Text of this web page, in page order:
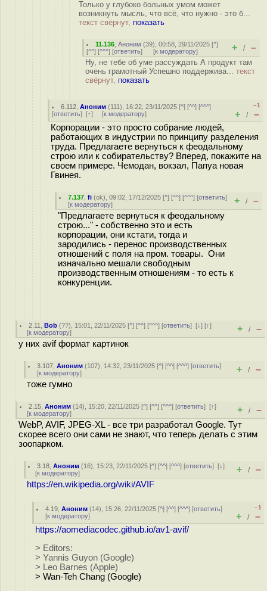
Только у глубоко больных умом может
возникнуть мысль, что всё, что нужно - это б...
текст свёрнут, показать
11.136 ,Аноним (39), 00:58, 29/11/2025 [^]
[^^] [^^^] [ответить] [к модератору] + / –
Ну, не тебе об уме рассуждать А продукт там
очень грамотный Успешно поддержива... текст
свёрнут, показать
6.112 ,Аноним (111), 16:22, 23/11/2025 [^] [^^] [^^^]
[ответить] [↑] [к модератору]
–1
+ / –
Корпорации - это просто собрание людей,
работающих в индустрии по принципу разделения
труда. Предлагаете вернуться к феодальному
строю или к собирательству? Вперед, покажите на
своем примере. Чемодан, вокзал, Папуа новая
Гвинея.
7.137 ,fi (ok), 09:02, 17/12/2025 [^] [^^] [^^^] [ответить]
[к модератору] + / –
"Предлагаете вернуться к феодальному
строю..." - собственно это и есть
корпорации, они кстати, тогда и
зародились - перенос производственных
отношений с поля на пром. товары. Они
изначально мешали свободным
производственным отношениям - то есть к
конкуренции.
2.11 ,Bob (??), 15:01, 22/11/2025 [^] [^^] [^^^] [ответить][↓] [↑]
[к модератору] + / –
у них avif формат картинок
3.107 ,Аноним (107), 14:32, 23/11/2025 [^] [^^] [^^^] [ответить]
[к модератору] + / –
тоже гумно
2.15 ,Аноним (14), 15:20, 22/11/2025 [^] [^^] [^^^] [ответить][↑]
[к модератору] + / –
WebP, AVIF, JPEG-XL - все три разработал Google. Тут
скорее всего они сами не знают, что теперь делать с этим
зоопарком.
3.18 ,Аноним (16), 15:23, 22/11/2025 [^] [^^] [^^^] [ответить][↓]
[к модератору] + / –
https://en.wikipedia.org/wiki/AVIF
4.19 ,Аноним (14), 15:26, 22/11/2025 [^] [^^] [^^^] [ответить]
[к модератору]
–1
+ / –
https://aomediacodec.github.io/av1-avif/
> Editors:
> Yannis Guyon (Google)
> Leo Barnes (Apple)
> Wan-Teh Chang (Google)